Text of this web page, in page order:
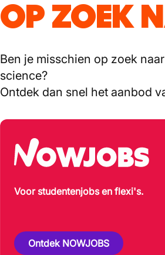
OP ZOEK
Ben je misschien op zoek
science?
Ontdek dan snel het aanbod
Voor studentenjobs en flexi's.
Ontdek NOWJOBS